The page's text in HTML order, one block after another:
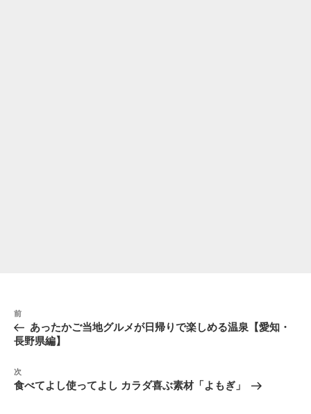
投
稿
ナ
ゲ
ー
前
の
投
前
あったかご当地グルメが日帰りで楽しめる温泉【愛知・
長野県編】
次
の
次
食べてよし使ってよし カラダ喜ぶ素材「よもぎ」